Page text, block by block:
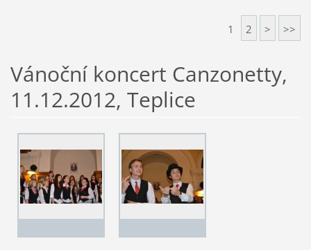
1 2 > >>
Vánoční koncert Canzonetty,
11.12.2012, Teplice